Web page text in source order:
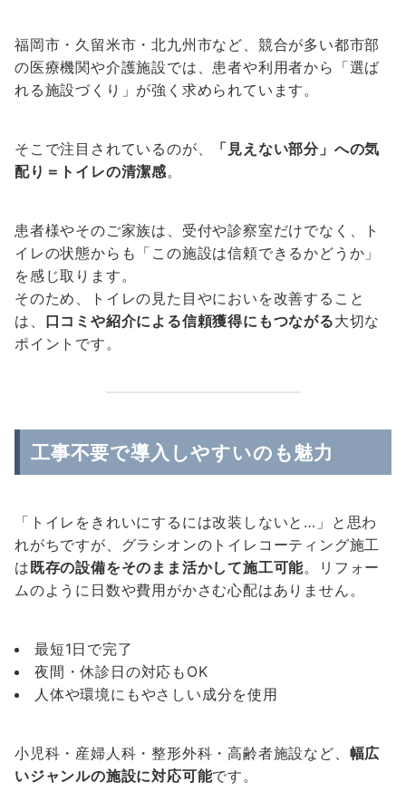
福岡市・久留米市・北九州市など、競合が多い都市部
の医療機関や介護施設では、患者や利用者から「選ば
れる施設づくり」が強く求められています。
そこで注目されているのが、
「見えない部分」への気
配り＝トイレの清潔感。
患者様やそのご家族は、受付や診察室だけでなく、ト
イレの状態からも「この施設は信頼できるかどうか」
を感じ取ります。
そのため、トイレの見た目やにおいを改善すること
は、 口コミや紹介による信頼獲得にもつながる大切な
ポイントです。
工事不要で導入しやすいのも魅力
「トイレをきれいにするには改装しないと…」と思わ
れがちですが、グラシオンのトイレコーティング施工
は既存の設備をそのまま活かして施工可能。リフォー
ムのように日数や費用がかさむ心配はありません。
最短1日で完了
夜間・休診日の対応もOK
人体や環境にもやさしい成分を使用
小児科・産婦人科・整形外科・高齢者施設など、 幅広
いジャンルの施設に対応可能です。